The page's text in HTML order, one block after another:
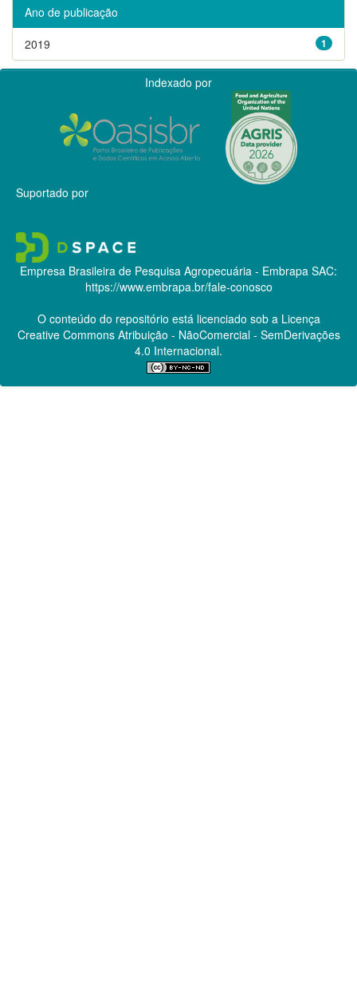
Ano de publicação
1
2019
Indexado por
Suportado por
Empresa Brasileira de Pesquisa Agropecuária - Embrapa SAC:
https://www.embrapa.br/fale-conosco
O conteúdo do repositório está licenciado sob a Licença
Creative CommonsAtribuição - NãoComercial - SemDerivações
4.0 Internacional.